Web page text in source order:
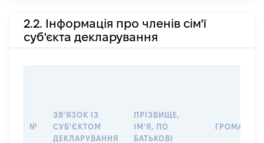
2.2. Інформація про членів сім'ї
суб'єкта декларування
№
ЗВ'ЯЗОК ІЗ
СУБ'ЄКТОМ
ДЕКЛАРУВАННЯ
ПРІЗВИЩЕ,
ІМ'Я, ПО
БАТЬКОВІ